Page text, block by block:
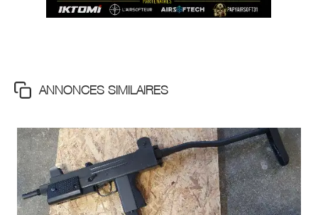
ANNONCES SIMILAIRES